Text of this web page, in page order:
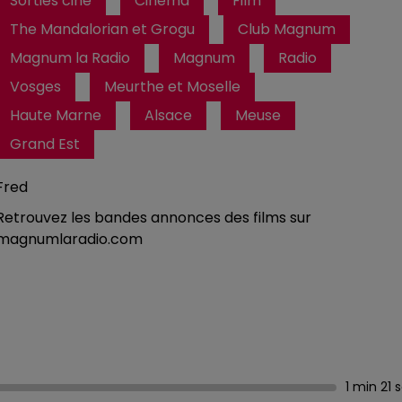
The Mandalorian et Grogu
Club Magnum
Magnum la Radio
Magnum
Radio
Vosges
Meurthe et Moselle
Haute Marne
Alsace
Meuse
Grand Est
les bandes annonces des films sur
1 min 21